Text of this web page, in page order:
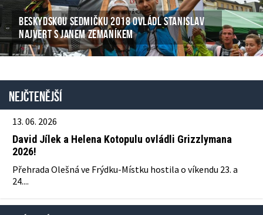
BESKYDSKOU SEDMIČKU 2018 OVLÁDL STANISLAV
NAJVERT S JANEM ZEMANÍKEM
Nejčtenější
13. 06. 2026
David Jílek a Helena Kotopulu ovládli Grizzlymana
2026!
Přehrada Olešná ve Frýdku-Místku hostila o víkendu 23. a
24....